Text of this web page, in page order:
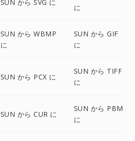
SUN から SVG に
に
SUN から WBMP
に
SUN から GIF
に
SUN から PCX に
SUN から TIFF
に
SUN から CUR に
SUN から PBM
に